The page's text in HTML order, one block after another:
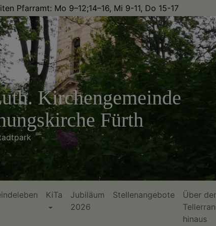
Pfarramt: Mo 9–12;14–16, Mi 9-11, Do 15-17
Kirchengemeinde
Fürth
KiTa
Jubiläum
2026
Stellenangebote
Über
hinaus